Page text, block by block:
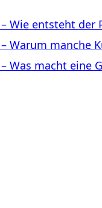
– Wie entsteht
– Warum
– Was macht